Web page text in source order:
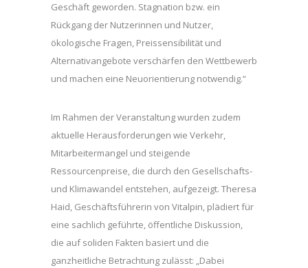
Geschäft geworden. Stagnation bzw. ein
Rückgang der Nutzerinnen und Nutzer,
ökologische Fragen, Preissensibilität und
Alternativangebote verschärfen den Wettbewerb
und machen eine Neuorientierung notwendig.“
Im Rahmen der Veranstaltung wurden zudem
aktuelle Herausforderungen wie Verkehr,
Mitarbeitermangel und steigende
Ressourcenpreise, die durch den Gesellschafts-
und Klimawandel entstehen, aufgezeigt. Theresa
Haid, Geschäftsführerin von Vitalpin, plädiert für
eine sachlich geführte, öffentliche Diskussion,
die auf soliden Fakten basiert und die
ganzheitliche Betrachtung zulässt: „Dabei